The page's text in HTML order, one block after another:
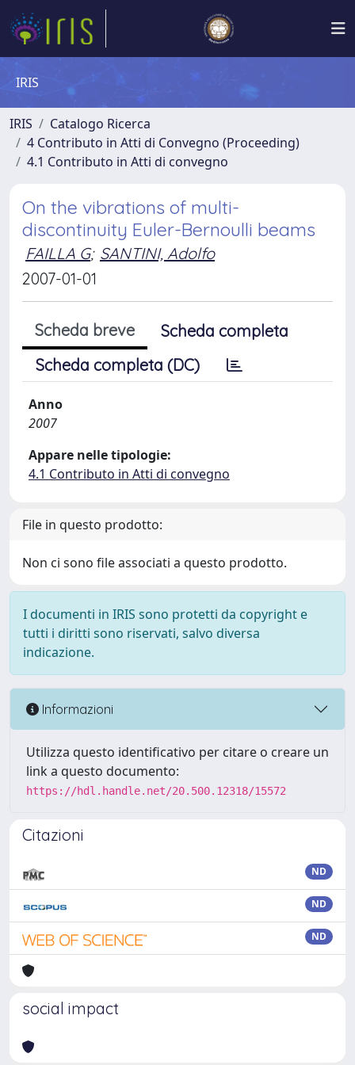
IRIS
IRIS
Catalogo Ricerca
4 Contributo in Atti di Convegno (Proceeding)
4.1 Contributo in Atti di convegno
On the vibrations of multi-
discontinuity Euler-Bernoulli beams
FAILLA G; SANTINI, Adolfo
2007-01-01
Scheda breve
Scheda completa
Scheda completa (DC)
Anno
2007
Appare nelle tipologie:
4.1 Contributo in Atti di convegno
File in questo prodotto:
Non ci sono file associati a questo prodotto.
I documenti in IRIS sono protetti da copyright e
tutti i diritti sono riservati, salvo diversa
indicazione.
Informazioni
Utilizza questo identificativo per citare o creare un
link a questo documento:
https://hdl.handle.net/20.500.12318/15572
Citazioni
ND
ND
ND
social impact